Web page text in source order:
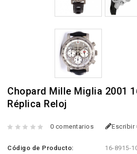
Chopard Mille Miglia 2001
Réplica Reloj
0 comentarios Escribir
Código de Producto:
16-8915-